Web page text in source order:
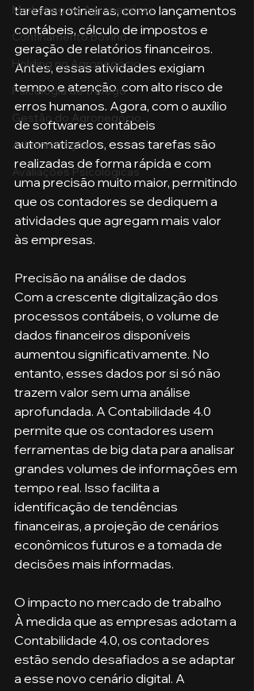
Marketing no Agronegócio
Confinamento Bovino
Holding no Agronegócio
Psicologia de tráfego
Gestão do Agronegócio
Administração
Avaliações Psicológicas
tarefas rotineiras, como lançamentos
contábeis, cálculo de impostos e
geração de relatórios financeiros.
Antes, essas atividades exigiam
tempo e atenção, com alto risco de
erros humanos. Agora, com o auxílio
de softwares contábeis
automatizados, essas tarefas são
realizadas de forma rápida e com
uma precisão muito maior, permitindo
que os contadores se dediquem a
atividades que agregam mais valor
às empresas.
Precisão na análise de dados
Com a crescente digitalização dos
processos contábeis, o volume de
dados financeiros disponíveis
aumentou significativamente. No
entanto, esses dados por si só não
trazem valor sem uma análise
aprofundada. A Contabilidade 4.0
permite que os contadores usem
ferramentas de big data para analisar
grandes volumes de informações em
tempo real. Isso facilita a
identificação de tendências
financeiras, a projeção de cenários
econômicos futuros e a tomada de
decisões mais informadas.
O impacto no mercado de trabalho
À medida que as empresas adotam a
Contabilidade 4.0, os contadores
estão sendo desafiados a se adaptar
a esse novo cenário digital. A